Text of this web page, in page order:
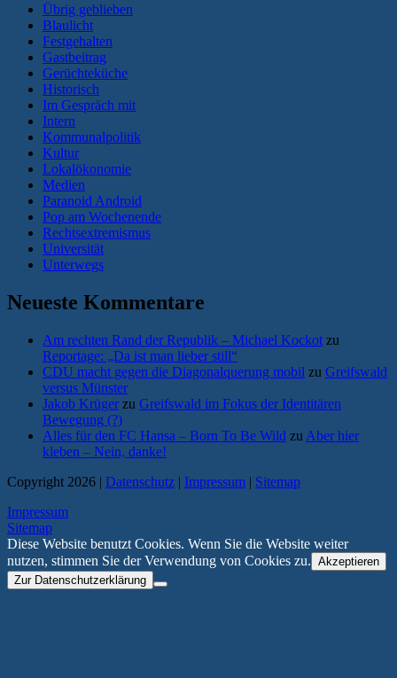
Übrig geblieben
Blaulicht
Festgehalten
Gastbeitrag
Gerüchteküche
Historisch
Im Gespräch mit
Intern
Kommunalpolitik
Kultur
Lokalökonomie
Medien
Paranoid Android
Pop am Wochenende
Rechtsextremismus
Universität
Unterwegs
Neueste Kommentare
Am rechten Rand der Republik – Michael Kockot zu
Reportage: „Da ist man lieber still“
CDU macht gegen die Diagonalquerung mobil zu Greifswald
versus Münster
Jakob Krüger zu Greifswald im Fokus der Identitären
Bewegung (?)
Alles für den FC Hansa – Born To Be Wild zu Aber hier
kleben – Nein, danke!
Copyright 2026 | Datenschutz | Impressum | Sitemap
Impressum
Sitemap
Diese Website benutzt Cookies. Wenn Sie die Website weiter
nutzen, stimmen Sie der Verwendung von Cookies zu. Akzeptieren
Zur Datenschutzerklärung